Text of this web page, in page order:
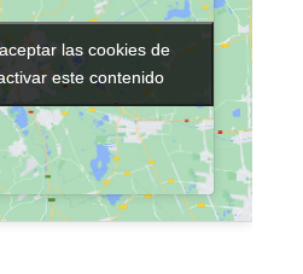
las cookies de
este contenido
las cookies de
este contenido